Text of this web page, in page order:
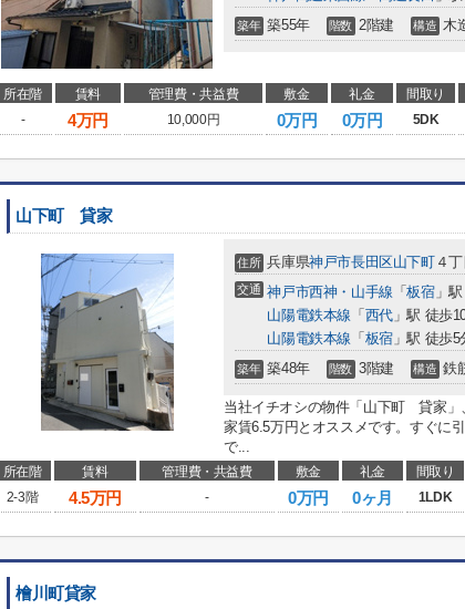
築年 築55年 階数 2階建 構造 木
所在階 賃料 管理費・共益費 敷金 礼金 間取り
-
4万円 10,000円 0万円 0万円 5DK
山下町 貸家
住所 兵庫県神戸市長田区山下町４丁
交通 神戸市西神・山手線 「板宿」
山陽電鉄本線 「 西代」駅 徒歩
山陽電鉄本線 「 板宿」駅 徒歩5
築年 築48年 階数 3階建 構造 鉄
当社イチオシの物件「山下町 貸家」
家賃6.5万円とオススメです。すぐに
で...
所在階 賃料 管理費・共益費 敷金 礼金 間取り
2-3階
4.5万円 - 0万円 0ヶ月 1LDK
檜川町貸家